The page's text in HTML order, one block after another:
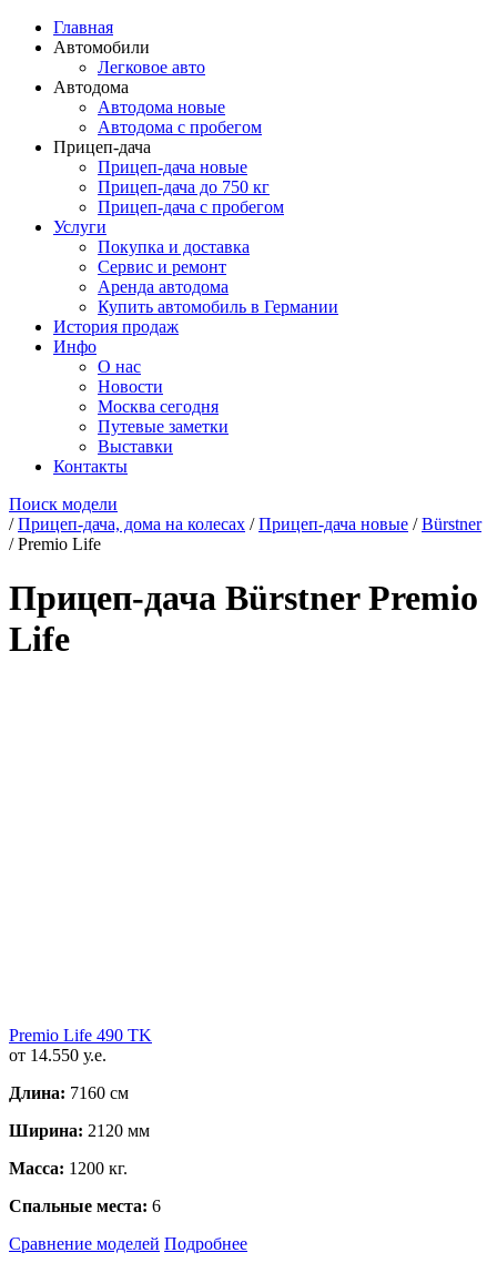
Главная
Автомобили
Легковое авто
Автодома
Автодома новые
Автодома с пробегом
Прицеп-дача
Прицеп-дача новые
Прицеп-дача до 750 кг
Прицеп-дача с пробегом
Услуги
Покупка и доставка
Сервис и ремонт
Аренда автодома
Купить автомобиль в Германии
История продаж
Инфо
О нас
Новости
Москва сегодня
Путевые заметки
Выставки
Контакты
Поиск модели
/Прицеп-дача, дома на колесах /Прицеп-дача новые /Bürstner
/Premio Life
Прицеп-дача Bürstner Premio
Life
Premio Life 490 TK
от 14.550 у.е.
Длина: 7160 см
Ширина: 2120 мм
Масса: 1200 кг.
Спальные места: 6
Сравнение моделей Подробнее